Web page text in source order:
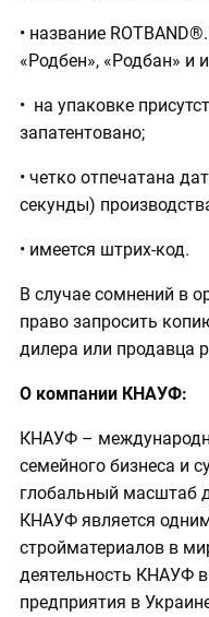
• название
«Родбен», «Родбан» и
• на упаковке
запатентовано;
• четко отпечатана
секунды)
• имеется штрих-код.
В случае сомнений в
право запросить
дилера или продавца
О компании КНАУФ:
КНАУФ –
семейного бизнеса и
глобальный масштаб
КНАУФ является
стройматериалов в
деятельность КНАУФ
предприятия в